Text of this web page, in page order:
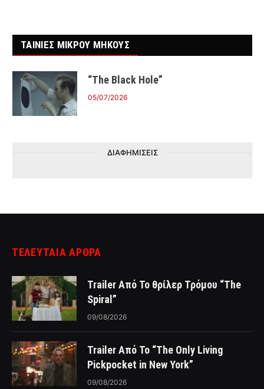
ΤΑΙΝΙΕΣ ΜΙΚΡΟΥ ΜΗΚΟΥΣ
“The Black Hole”
05/07/2026
ΔΙΑΦΗΜΙΣΕΙΣ
ΤΕΛΕΥΤΑΙΑ ΑΡΘΡΑ
Trailer Από Το θρίλερ Τρόμου “The
Spiral”
09/08/2026
Trailer Από Το “The Only Living
Pickpocket in New York”
09/08/2026